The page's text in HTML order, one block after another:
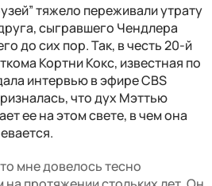
тяжело переживали утрату
сыгравшего Чендлера
до сих пор. Так, в честь 20-й
Кортни Кокс, известная по
интервью в эфире CBS
что дух Мэттью
ее на этом свете, в чем она
мне довелось тесно